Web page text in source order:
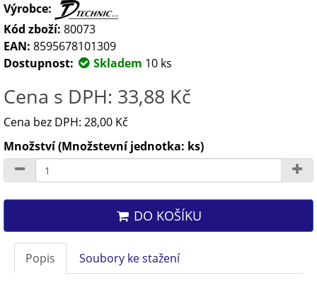
Výrobce:
Kód zboží: 80073
EAN: 8595678101309
Dostupnost:
Skladem 10 ks
Cena s DPH: 33,88 Kč
Cena bez DPH: 28,00 Kč
Množství (Množstevní jednotka: ks)
DO KOŠÍKU
Popis Soubory ke stažení